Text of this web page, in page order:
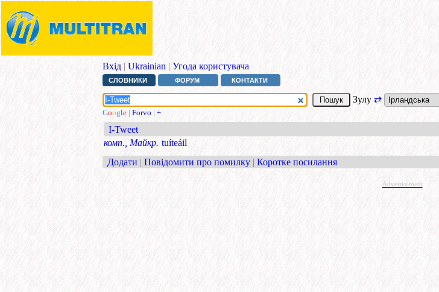
Вхід | Ukrainian | Угода користувача
СЛОВНИКИ ФОРУМ КОНТАКТИ
Зулу ⇄
Google | Forvo | +
I-Tweet
комп., Майкр. tuíteáil
Додати | Повідомити про помилку | Коротке посилання
Advertisement